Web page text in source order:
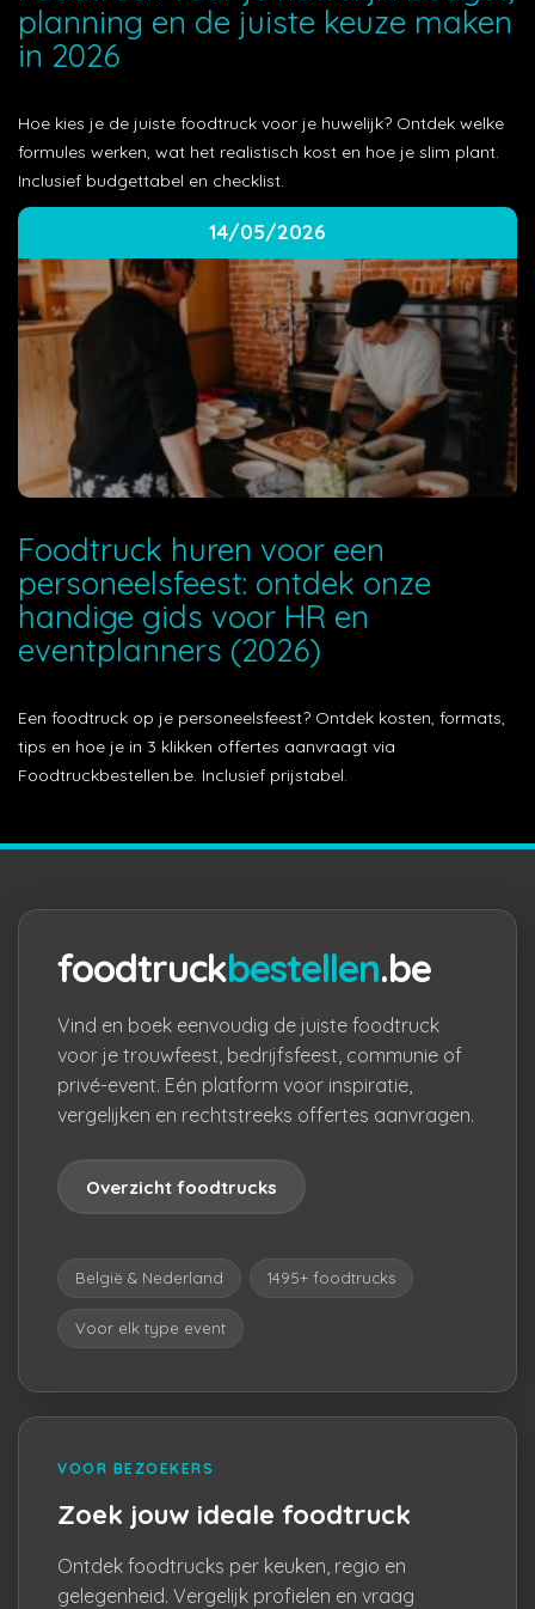
planning en de juiste keuze maken
in 2026
Hoe kies je de juiste foodtruck voor je huwelijk? Ontdek welke
formules werken, wat het realistisch kost en hoe je slim plant.
Inclusief budgettabel en checklist.
14/05/2026
Foodtruck huren voor een
personeelsfeest: ontdek onze
handige gids voor HR en
eventplanners (2026)
Een foodtruck op je personeelsfeest? Ontdek kosten, formats,
tips en hoe je in 3 klikken offertes aanvraagt via
Foodtruckbestellen.be. Inclusief prijstabel.
foodtruckbestellen.be
Vind en boek eenvoudig de juiste foodtruck
voor je trouwfeest, bedrijfsfeest, communie of
privé-event. Eén platform voor inspiratie,
vergelijken en rechtstreeks offertes aanvragen.
Overzicht foodtrucks
België & Nederland 1495+ foodtrucks
Voor elk type event
VOOR BEZOEKERS
Zoek jouw ideale foodtruck
Ontdek foodtrucks per keuken, regio en
gelegenheid. Vergelijk profielen en vraag